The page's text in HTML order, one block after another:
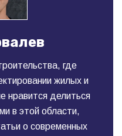
где
жилых и
нравится делиться
в этой области,
о современных